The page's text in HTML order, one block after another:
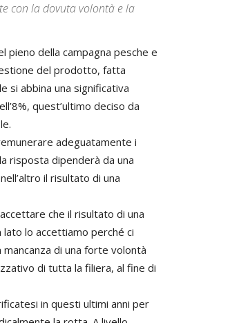
con la dovuta volontà e la
pieno della campagna pesche e
del prodotto, fatta
si abbina una significativa
quest’ultimo deciso da
adeguatamente i
risposta dipenderà da una
il risultato di una
che il risultato di una
lato lo accettiamo perché ci
mancanza di una forte volontà
di tutta la filiera, al fine di
in questi ultimi anni per